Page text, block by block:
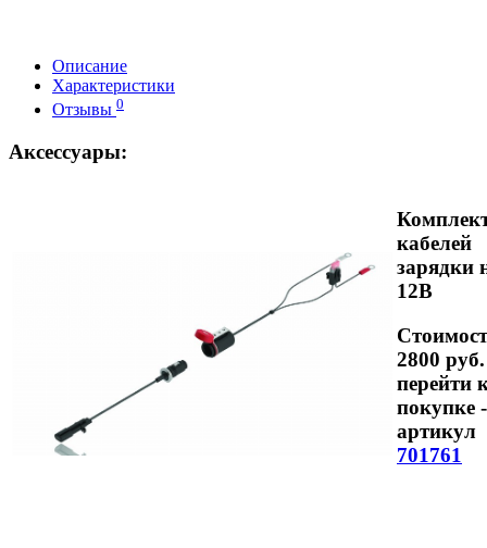
Описание
Характеристики
Отзывы 0
Аксессуары:
кабелей
зарядки
12В
2800
перейти
покупке -
артикул
701761